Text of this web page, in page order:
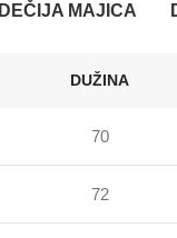
DEČIJA MAJICA
DUŽINA
70
72